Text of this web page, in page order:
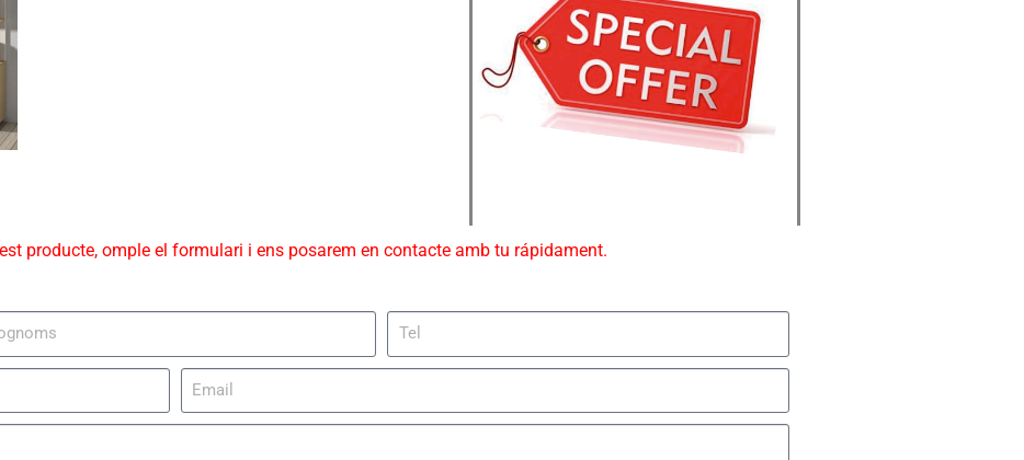
producte, omple el formulari i ens posarem en contacte amb tu rápidament.